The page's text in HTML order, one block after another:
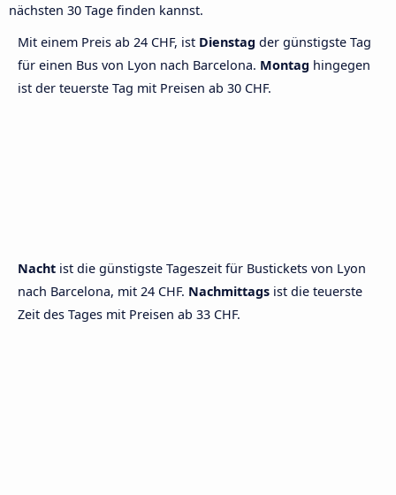
nächsten 30 Tage finden kannst.
Mit einem Preis ab 24 CHF, ist Dienstag der günstigste Tag
für einen Bus von Lyon nach Barcelona. Montag hingegen
ist der teuerste Tag mit Preisen ab 30 CHF.
Nacht ist die günstigste Tageszeit für Bustickets von Lyon
nach Barcelona, mit 24 CHF. Nachmittags ist die teuerste
Zeit des Tages mit Preisen ab 33 CHF.